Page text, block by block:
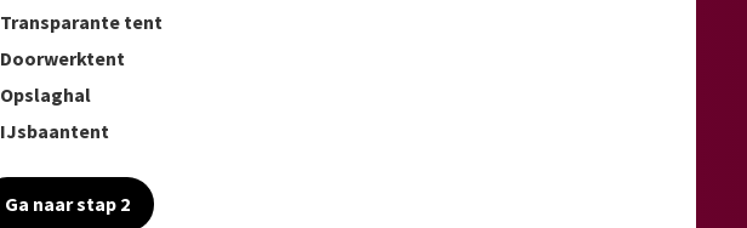
Transparante tent
Doorwerktent
Opslaghal
IJsbaantent
Ga naar stap 2